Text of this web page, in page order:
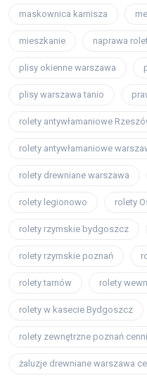
maskownica karnisza
mieszkanie naprawa
plisy okienne warszawa
plisy warszawa tanio
rolety antywłamaniowe
rolety antywłamaniowe
rolety drewniane warszawa
rolety legionowo rolety
rolety rzymskie bydgoszcz
rolety rzymskie poznań
rolety tarnów rolety
rolety w kasecie Bydgoszcz
rolety zewnętrzne poznań
żaluzje drewniane warszawa